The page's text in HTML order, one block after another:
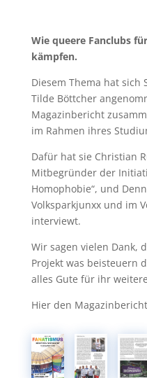
Wie queere Fanclubs
kämpfen.
Diesem Thema hat
Tilde Böttcher
Magazinbericht
im Rahmen ihres
Dafür hat sie Christian
Mitbegründer der
Homophobie“, und
Volksparkjunxx und im
interviewt.
Wir sagen vielen Dank,
Projekt was beisteuern
alles Gute für ihr
Hier den